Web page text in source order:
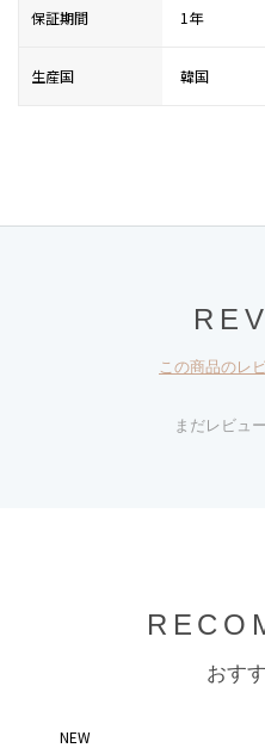
保証期間 1年
生産国 韓国
この商品のレ
まだレビュ
おす
NEW